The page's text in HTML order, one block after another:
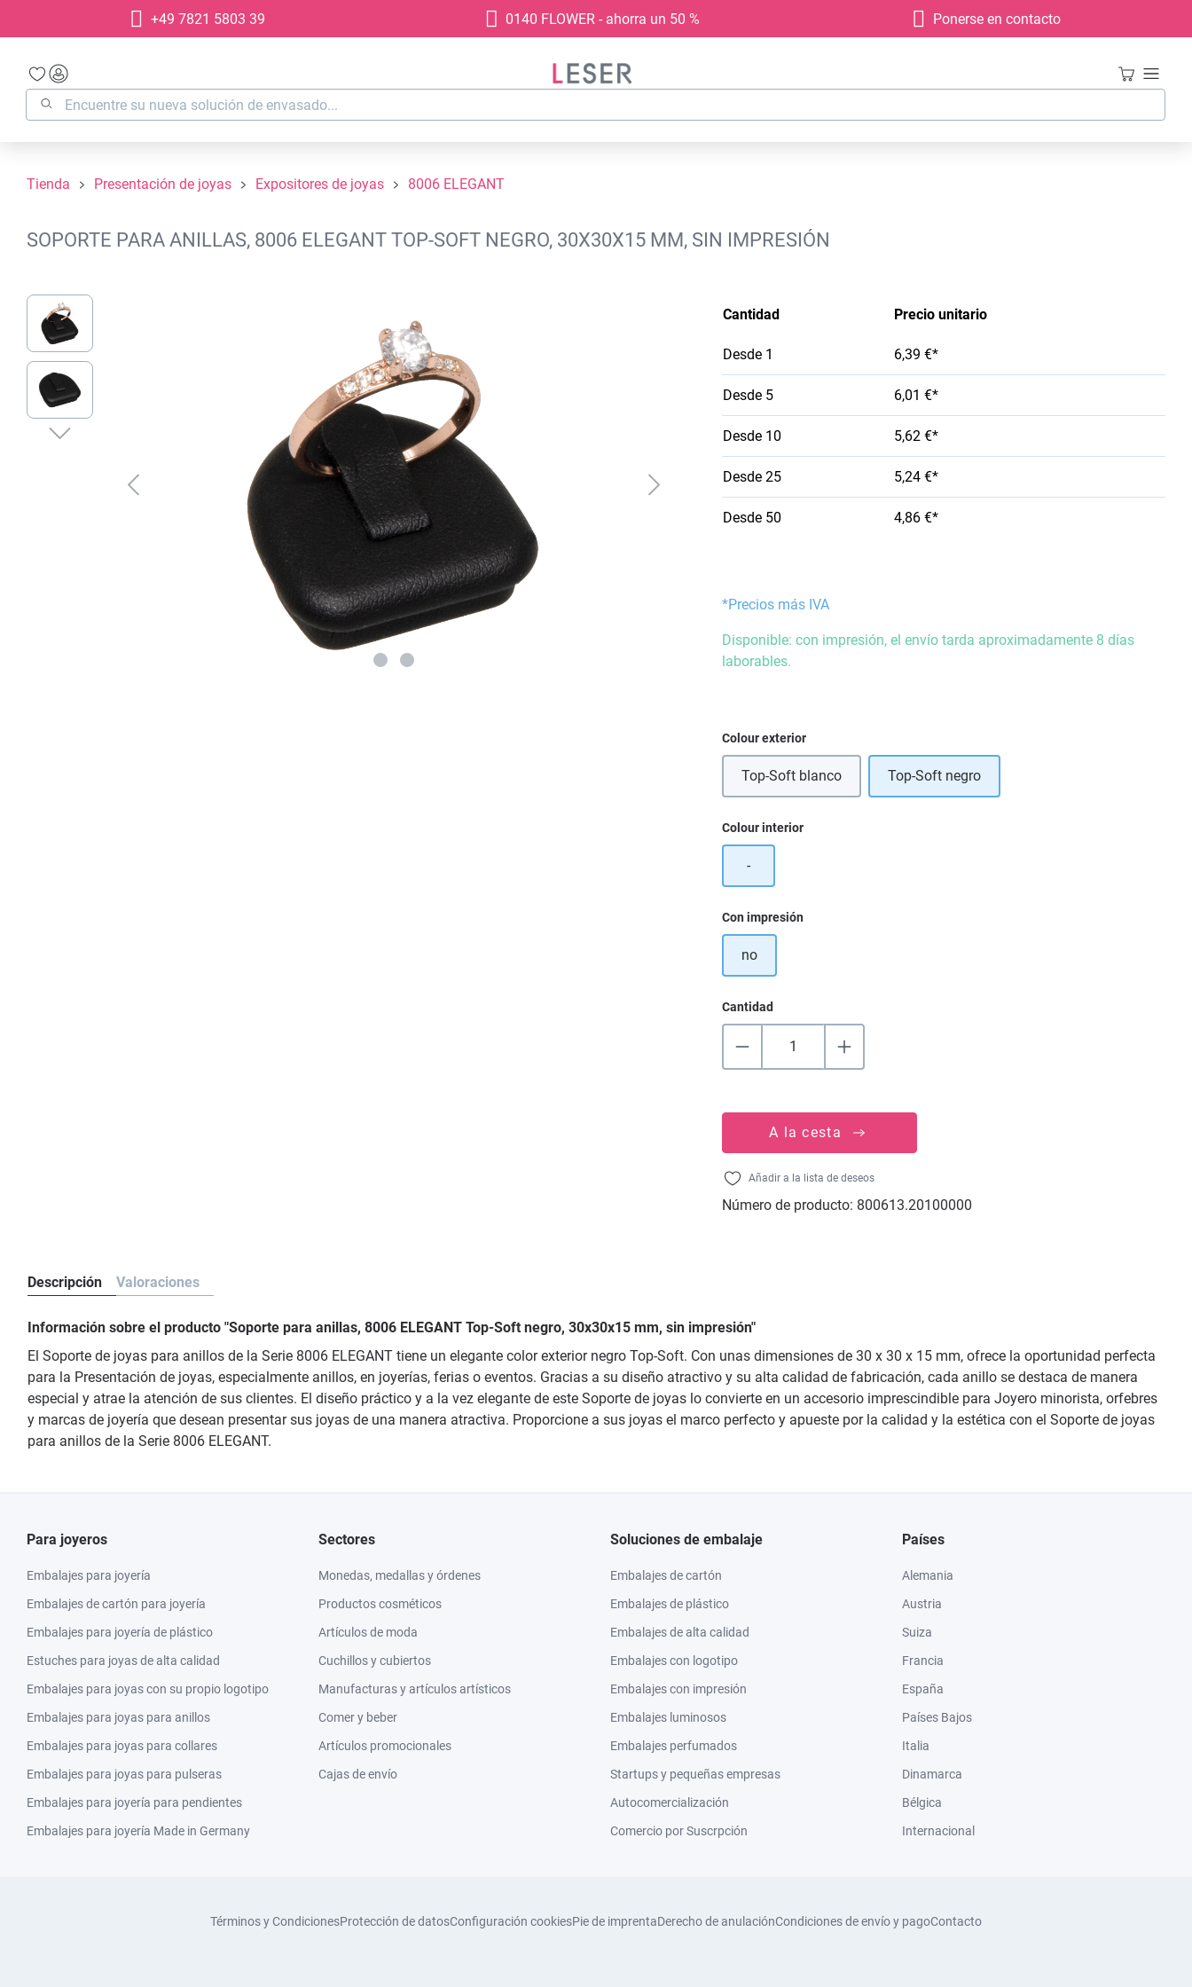
Saltar a la navegación principal
+49 7821 5803 39 0140 FLOWER - ahorra un 50 % Ponerse en contacto
Tienda Presentación de joyas Expositores de joyas 8006 ELEGANT
SOPORTE PARA ANILLAS, 8006 ELEGANT TOP-SOFT NEGRO, 30X30X15 MM, SIN IMPRESIÓN
Omitir galería de imágenes
Cantidad Precio unitario
Desde 1 6,39 €*
Desde 5 6,01 €*
Desde 10 5,62 €*
Desde 25 5,24 €*
Desde 50 4,86 €*
*Precios más IVA
Disponible: con impresión, el envío tarda aproximadamente 8 días
laborables.
Seleccione
Colour exterior
Top-Soft blanco Top-Soft negro
Seleccione
Colour interior
-
Seleccione
Con impresión
no
Cantidad
A la cesta
Añadir a la lista de deseos
Número de producto: 800613.20100000
Descripción Valoraciones
Información sobre el producto "Soporte para anillas, 8006 ELEGANT Top-Soft negro, 30x30x15 mm, sin impresión"
El Soporte de joyas para anillos de la Serie 8006 ELEGANT tiene un elegante color exterior negro Top-Soft. Con unas dimensiones de 30 x 30 x 15 mm, ofrece la oportunidad perfecta
para la Presentación de joyas, especialmente anillos, en joyerías, ferias o eventos. Gracias a su diseño atractivo y su alta calidad de fabricación, cada anillo se destaca de manera
especial y atrae la atención de sus clientes. El diseño práctico y a la vez elegante de este Soporte de joyas lo convierte en un accesorio imprescindible para Joyero minorista, orfebres
y marcas de joyería que desean presentar sus joyas de una manera atractiva. Proporcione a sus joyas el marco perfecto y apueste por la calidad y la estética con el Soporte de joyas
para anillos de la Serie 8006 ELEGANT.
Para joyeros
Embalajes para joyería
Embalajes de cartón para joyería
Embalajes para joyería de plástico
Estuches para joyas de alta calidad
Embalajes para joyas con su propio logotipo
Embalajes para joyas para anillos
Embalajes para joyas para collares
Embalajes para joyas para pulseras
Embalajes para joyería para pendientes
Embalajes para joyería Made in Germany
Sectores
Monedas, medallas y órdenes
Productos cosméticos
Artículos de moda
Cuchillos y cubiertos
Manufacturas y artículos artísticos
Comer y beber
Artículos promocionales
Cajas de envío
Soluciones de embalaje
Embalajes de cartón
Embalajes de plástico
Embalajes de alta calidad
Embalajes con logotipo
Embalajes con impresión
Embalajes luminosos
Embalajes perfumados
Startups y pequeñas empresas
Autocomercialización
Comercio por Suscrpción
Países
Alemania
Austria
Suiza
Francia
España
Países Bajos
Italia
Dinamarca
Bélgica
Internacional
Términos y CondicionesProtección de datosConfiguración cookiesPie de imprentaDerecho de anulaciónCondiciones de envío y pagoContacto